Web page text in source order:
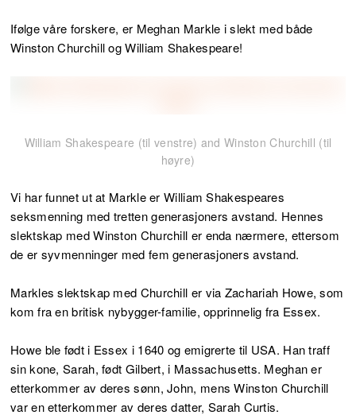
Ifølge våre forskere, er Meghan Markle i slekt med både
Winston Churchill og William Shakespeare!
William Shakespeare (til venstre) and Winston Churchill (til
høyre)
Vi har funnet ut at Markle er William Shakespeares
seksmenning med tretten generasjoners avstand. Hennes
slektskap med Winston Churchill er enda nærmere, ettersom
de er syvmenninger med fem generasjoners avstand.
Markles slektskap med Churchill er via Zachariah Howe, som
kom fra en britisk nybygger-familie, opprinnelig fra Essex.
Howe ble født i Essex i 1640 og emigrerte til USA. Han traff
sin kone, Sarah, født Gilbert, i Massachusetts. Meghan er
etterkommer av deres sønn, John, mens Winston Churchill
var en etterkommer av deres datter, Sarah Curtis.